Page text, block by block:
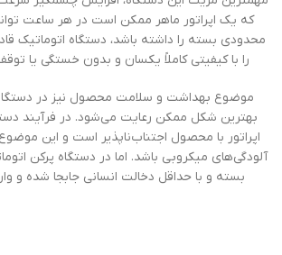
که یک اپراتور ماهر ممکن است در هر ساعت
محدودی بسته را داشته باشد، دستگاه اتوماتیک
را با کیفیتی کاملاً یکسان و بدون خستگی یا
موضوع بهداشت و سلامت محصول نیز در
بهترین شکل ممکن رعایت می‌شود. در فرآیند
اپراتور با محصول اجتناب‌ناپذیر است و این
آلودگی‌های میکروبی باشد. اما در دستگاه پرکن
بسته و با حداقل دخالت انسانی جابجا شده و